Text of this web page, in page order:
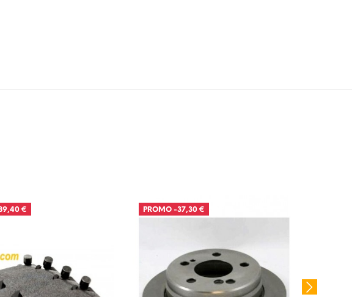
€ PROMO-37,30 €